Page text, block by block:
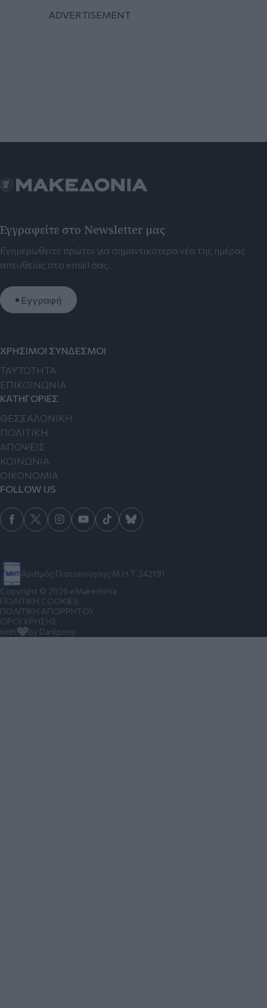
Εγγραφείτε στο Newsletter μας
Ενημερωθείτε πρώτοι για σημαντικότερα νέα της ημέρας
απευθείας στο email σας.
Εγγραφή
Αριθμός Πιστοποίησης Μ.Η.Τ.242191
ΧΡΗΣΙΜΟΙ ΣΥΝΔΕΣΜΟΙ
TAYTOTHTA
ΕΠΙΚΟΙΝΩΝΙΑ
ΚΑΤΗΓΟΡΙΕΣ
ΘΕΣΣΑΛΟΝΙΚΗ
ΠΟΛΙΤΙΚΗ
ΑΠΟΨΕΙΣ
ΚΟΙΝΩΝΙΑ
ΟΙΚΟΝΟΜΙΑ
FOLLOW US
Copyright © 2026 eMakedonia
ΠΟΛΙΤΙΚΗ COOKIES
ΠΟΛΙΤΙΚΗ ΑΠΟΡΡΗΤΟΥ
ΟΡΟΙ ΧΡΗΣΗΣ
with
by Darkpony